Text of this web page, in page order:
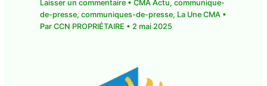
,
communique-de-presse
communiques-de-